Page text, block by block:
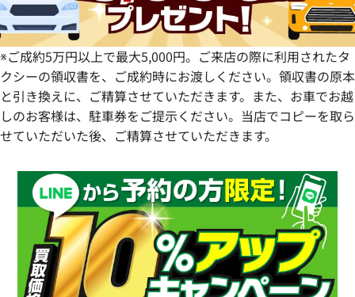
※ご成約5万円以上で最大5,000円。ご来店の際に利用されたタ
クシーの領収書を、ご成約時にお渡しください。領収書の原本
と引き換えに、ご精算させていただきます。また、お車でお越
しのお客様は、駐車券をご提示ください。当店でコピーを取ら
せていただいた後、ご精算させていただきます。